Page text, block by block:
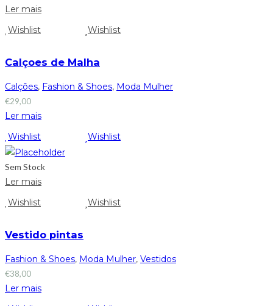
Ler mais
Wishlist
Wishlist
Calçoes de Malha
Calções, Fashion & Shoes, Moda Mulher
€29,00
Ler mais
Wishlist
Wishlist
Sem Stock
Ler mais
Wishlist
Wishlist
Vestido pintas
Fashion & Shoes, Moda Mulher, Vestidos
€38,00
Ler mais